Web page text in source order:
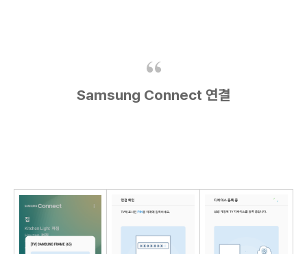
Samsung Connect 연결